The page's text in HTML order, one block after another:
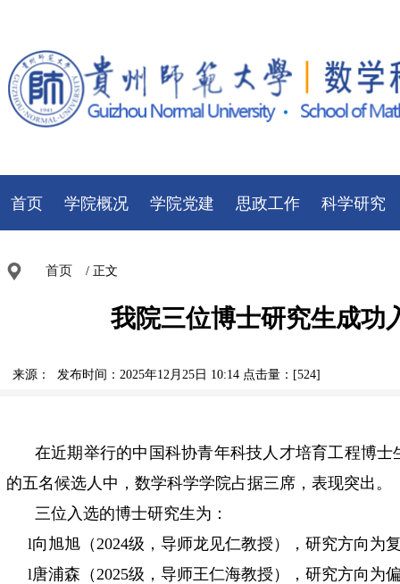
首页 学院概况 学院党建 思政工作 科学研究
首页 / 正文
我院三位博士研究生成功
来源： 发布时间：2025年12月25日 10:14 点击量：[524]
在近期举行的中国科协青年科技人才培育工程博
的五名候选人中，数学科学学院占据三席，表现突出。
三位入选的博士研究生为：
l向旭旭（2024级，导师龙见仁教授），研究方向为
l唐浦森（2025级，导师王仁海教授），研究方向为